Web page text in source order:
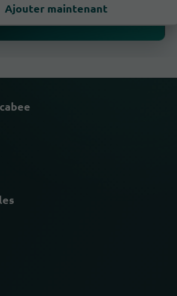
Ajouter maintenant